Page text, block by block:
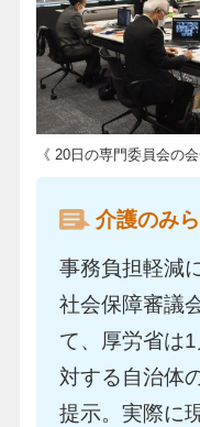
《 20日の専門委員会の会
介護のみ
事務負担軽減
社会保障審議
て、厚労省は
対する自治体
提示。実際に